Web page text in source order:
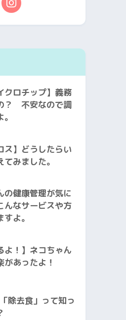
クロチップ】義務
？ 不安なので調
ス】どうしたらい
みました。
の健康管理が気に
んなサービスや方
よ。
よ！】ネコちゃん
があったよ！
除去食」って知っ